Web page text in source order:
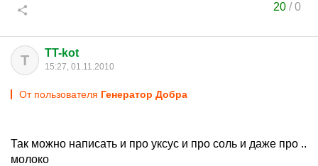
20 /0
T TT-kot
15:27, 01.11.2010
От пользователя Генератор Добра
Так можно написать и про уксус и про соль и даже про ..
молоко